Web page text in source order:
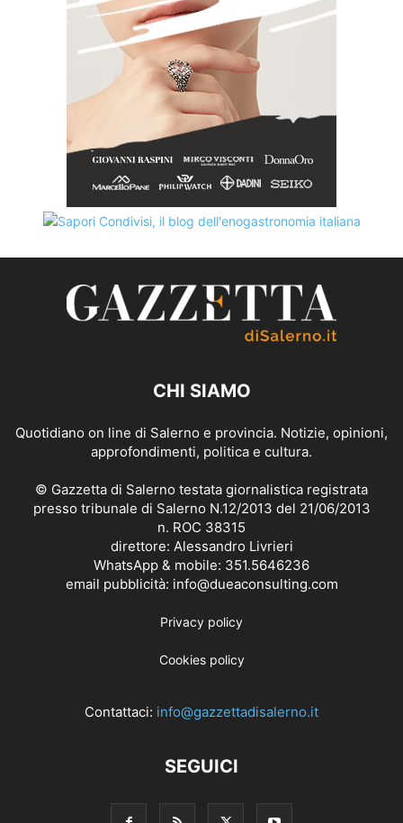
CHI SIAMO
Quotidiano on line di Salerno e provincia. Notizie, opinioni,
approfondimenti, politica e cultura.
© Gazzetta di Salerno testata giornalistica registrata
presso tribunale di Salerno N.12/2013 del 21/06/2013
n. ROC 38315
direttore: Alessandro Livrieri
WhatsApp & mobile: 351.5646236
email pubblicità: info@dueaconsulting.com
Privacy policy
Cookies policy
Contattaci: info@gazzettadisalerno.it
SEGUICI